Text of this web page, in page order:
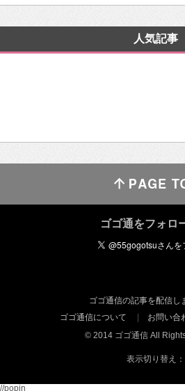
人気記事
ゴゴ通をフォロ
ゴゴ通信の記事を配信し
ゴゴ通信について
お問い合
© 2014 ゴゴ通信 All
表示切り替え：
//popin